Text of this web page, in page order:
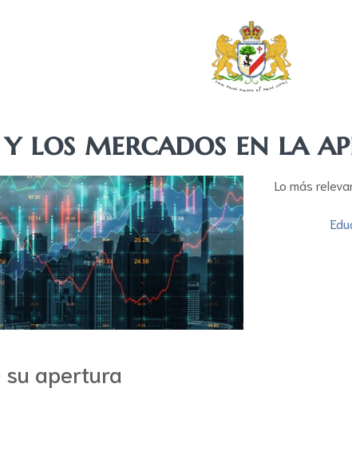
y los mercados en la
Lo más
su apertura